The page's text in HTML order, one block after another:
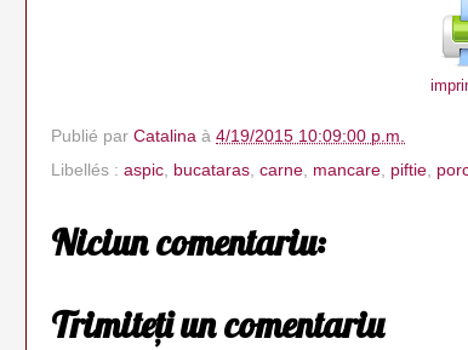
Publié par Catalina à 4/19/2015 10:09:00 p.m.
Libellés : aspic, bucataras, carne, mancare, piftie,
Niciun comentariu:
Trimiteți un comentariu